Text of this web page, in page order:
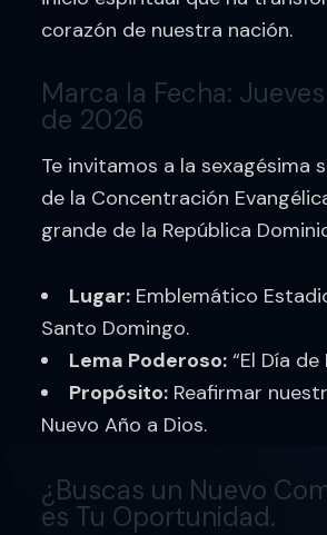
corazón de nuestra nación.
Marca la Fecha:
de 2026
Te invitamos a la sexagésima
de la Concentración
grande de la República
Lugar: Emblemático
Santo Domingo.
Lema Poderoso: “El Día de
Propósito: Reafirmar
Nuevo Año a Dios.
¿Buscas un Nuevo
es Tu Oportunidad.